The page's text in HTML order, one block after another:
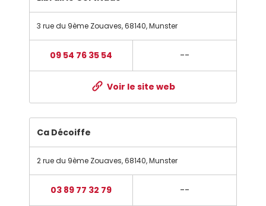
3 rue du 9ème Zouaves,68140,Munster
09 54 76 35 54 --
Voir le site web
Ca Décoiffe
2 rue du 9ème Zouaves,68140,Munster
03 89 77 32 79 --